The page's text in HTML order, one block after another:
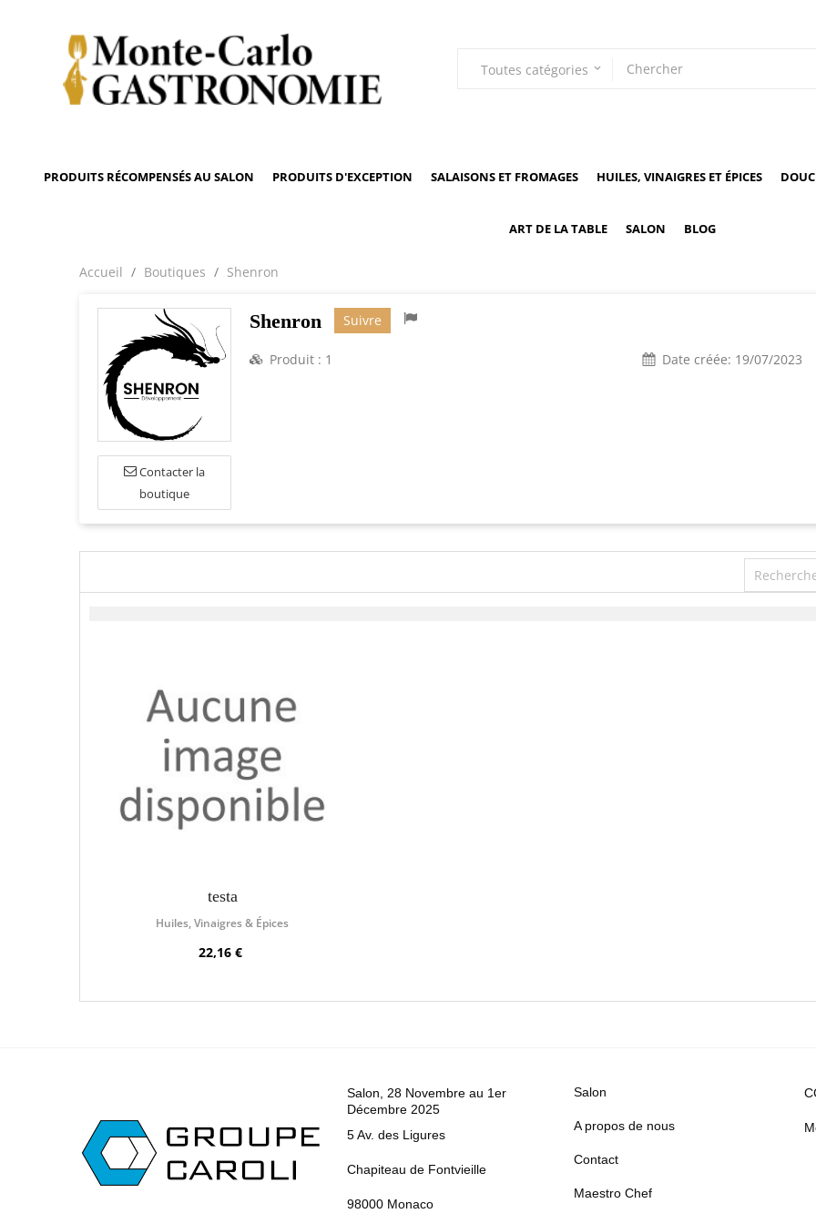
Toutes catégories keyboard_arrow_down
PRODUITS RÉCOMPENSÉS AU SALON PRODUITS D'EXCEPTION SALAISONS ET FROMAGES HUILES, VINAIGRES ET ÉPICES
ART DE LA TABLE SALON BLOG
Accueil Boutiques Shenron
Contacter la
boutique
Shenron Suivre
Produit : 1 Date créée: 19/07/2023
testa
Huiles, Vinaigres & Épices
22,16 €
Salon, 28 Novembre au 1er
Décembre 2025
5 Av. des Ligures
Chapiteau de Fontvieille
98000 Monaco
Salon
A propos de nous
Contact
Maestro Chef